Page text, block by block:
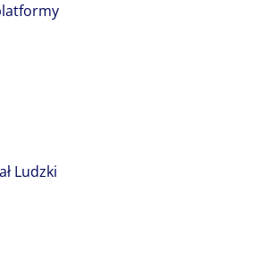
Ludzki